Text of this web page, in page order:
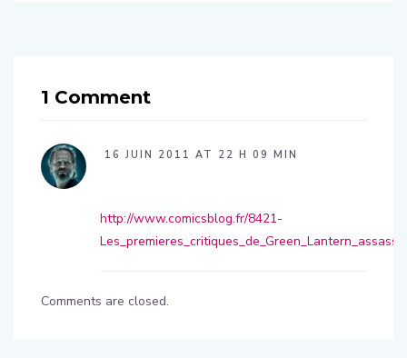
1 Comment
16 JUIN 2011 AT 22 H 09 MIN
http://www.comicsblog.fr/8421-
Comments are closed.